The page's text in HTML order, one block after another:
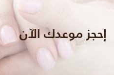
إحجز موعدك الآن